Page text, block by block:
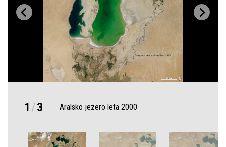
1 /3 Aralsko jezero leta 2000